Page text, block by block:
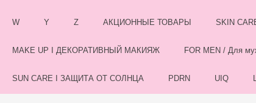
W Y Z АКЦИОННЫЕ ТОВАРЫ SKIN
MAKE UP I ДЕКОРАТИВНЫЙ МАКИЯЖ FOR MEN / Для
SUN CARE I ЗАЩИТА ОТ СОЛНЦА PDRN UIQ